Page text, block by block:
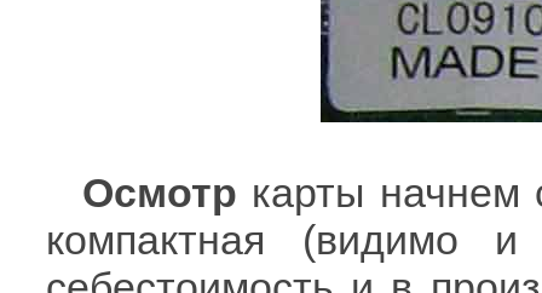
Осмотр карты начнем
компактная (видимо